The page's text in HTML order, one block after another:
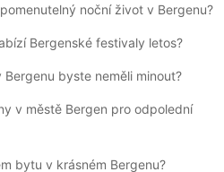
noční život v Bergenu?
Bergenské festivaly letos?
byste neměli minout?
v městě Bergen pro odpolední
bytu v krásném Bergenu?